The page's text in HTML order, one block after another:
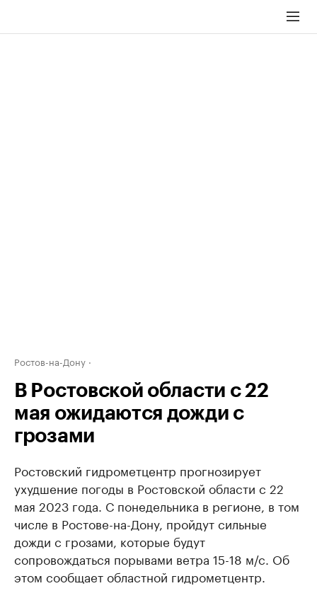
Ростов-на-Дону
В Ростовской области с 22
мая ожидаются дожди с
грозами
Ростовский гидрометцентр прогнозирует
ухудшение погоды в Ростовской области с 22
мая 2023 года. С понедельника в регионе, в том
числе в Ростове-на-Дону, пройдут сильные
дожди с грозами, которые будут
сопровождаться порывами ветра 15-18 м/с. Об
этом сообщает областной гидрометцентр.